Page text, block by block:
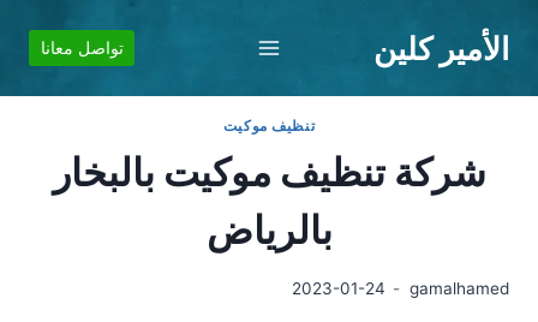
الأمير كلين تواصل معانا
تنظيف موكيت
شركة تنظيف موكيت بالبخار
بالرياض
gamalhamed
2023-01-24